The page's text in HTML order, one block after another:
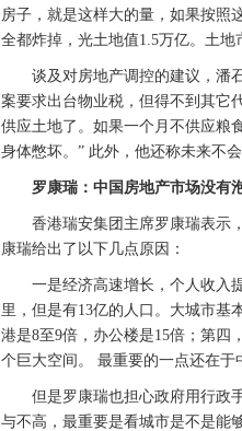
房子，就是这样大的量，如果按照
全都炸掉，光土地值1.5万亿。土
谈及对房地产调控的建议，潘石
案要求出台物业税，但得不到其它
供应土地了。如果一个月不供应粮
身体憋坏。” 此外，他还称未来不
罗康瑞：中国房地产市场没有
香港瑞安集团主席罗康瑞表示，
康瑞给出了以下几点原因：
一是经济高速增长，个人收入提
里，但是有13亿的人口。大城市基
港是8至9倍，办公楼是15倍；第四
个巨大空间。 最重要的一点还在于
但是罗康瑞也担心政府用行政手
与不高，最重要是看城市是不是能